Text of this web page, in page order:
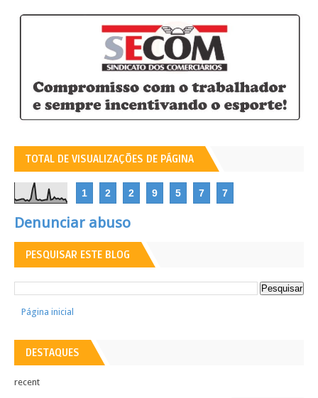
TOTAL DE VISUALIZAÇÕES DE PÁGINA
1 2 2 9 5 7 7
Denunciar abuso
PESQUISAR ESTE BLOG
Página inicial
DESTAQUES
recent